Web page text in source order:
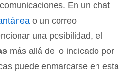
En un chat
o un correo
una posibilidad, el
más allá de lo indicado por
puede enmarcarse en esta